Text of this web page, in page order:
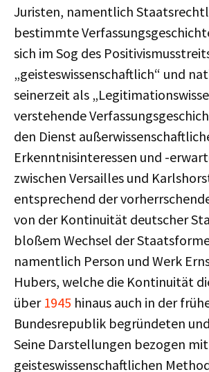
Juristen, namentlich
bestimmte
sich im Sog des
„geisteswissenschaftlich“ und
seinerzeit als
verstehende
den Dienst
Erkenntnisinteressen und -
zwischen Versailles und
entsprechend der
von der Kontinuität deutscher
bloßem Wechsel der
namentlich Person und Werk
Hubers, welche die Kontinuität
über 1945 hinaus auch in der
Bundesrepublik begründeten
Seine Darstellungen bezogen
geisteswissenschaftlichen